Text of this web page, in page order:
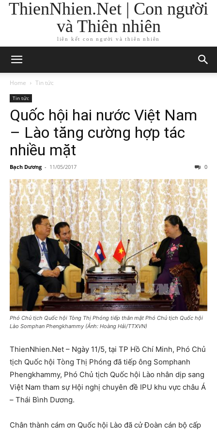
ThienNhien.Net | Con người
và Thiên nhiên
liên kết con người và thiên nhiên
Home Tin tức
Tin tức
Quốc hội hai nước Việt Nam
– Lào tăng cường hợp tác
nhiều mặt
Bạch Dương - 11/05/2017 0
Phó Chủ tịch Quốc hội Tòng Thị Phóng tiếp thân mật Phó Chủ tịch Quốc hội
Lào Somphan Phengkhammy (Ảnh: Hoàng Hải/TTXVN)
ThienNhien.Net – Ngày 11/5, tại TP Hồ Chí Minh, Phó Chủ
tịch Quốc hội Tòng Thị Phóng đã tiếp ông Somphanh
Phengkhammy, Phó Chủ tịch Quốc hội Lào nhân dịp sang
Việt Nam tham sự Hội nghị chuyên đề IPU khu vực châu Á
– Thái Bình Dương.
Chân thành cám ơn Quốc hội Lào đã cử Đoàn cán bộ cấp